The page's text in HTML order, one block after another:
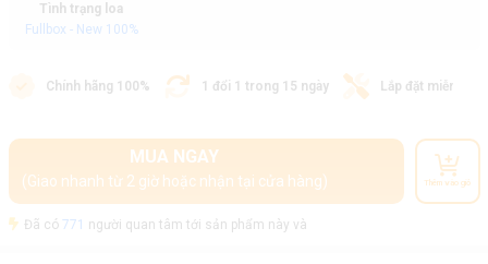
Tình trạng loa
Fullbox - New 100%
Chính hãng 100% 1 đổi 1 trong 15 ngày Lắp đặt miễn phí
MUA NGAY
(Giao nhanh từ 2 giờ hoặc nhận tại cửa hàng) Thêm vào giỏ
Đã có 771 người quan tâm tới sản phẩm này và